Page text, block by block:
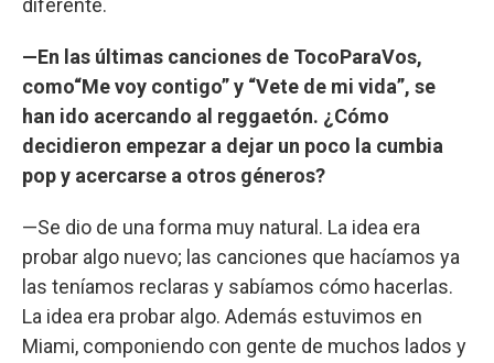
diferente.
—En las últimas canciones de TocoParaVos,
como“Me voy contigo” y “Vete de mi vida”, se
han ido acercando al reggaetón. ¿Cómo
decidieron empezar a dejar un poco la cumbia
pop y acercarse a otros géneros?
—Se dio de una forma muy natural. La idea era
probar algo nuevo; las canciones que hacíamos ya
las teníamos reclaras y sabíamos cómo hacerlas.
La idea era probar algo. Además estuvimos en
Miami, componiendo con gente de muchos lados y